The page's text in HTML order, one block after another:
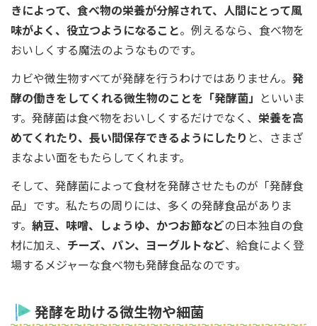
きによって、食べ物の栄養が分解されて、人間にとって風
味がよく、役立つようになること。例えるなら、食べ物を
おいしくする魔法のようなものです。
カビや微生物すべてが発酵を行うわけではありません。 発
酵の働きをしてくれる微生物のことを「発酵菌」 といいま
す。発酵菌は食べ物をおいしくするだけでなく、 栄養を高
めてくれたり、長い間保存できるようにしたり と、さまざ
まなよい面をもたらしてくれます。
そして、発酵菌によって食材を発酵させたものが「発酵食
品」です。私たちの周りには、多くの発酵食品がありま
す。 納豆、味噌、しょうゆ、かつお節などの日本独自の食
材に加え、 チーズ、パン、ヨーグルトなど、給食によく登
場するメジャーな食べ物も発酵食品なのです。
発酵を助ける微生物や細菌